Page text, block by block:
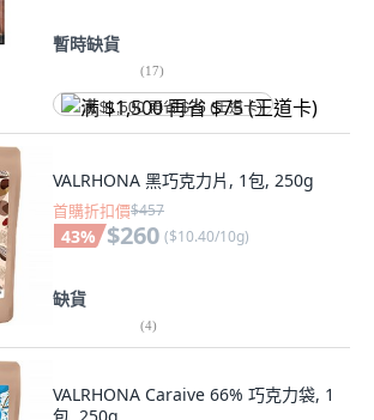
暫時缺貨
(17)
满 $1,500 再省 $75 (王道卡)
VALRHONA 黑巧克力片, 1包, 250g
首購折扣價$457
43% $260 ($10.40/10g)
缺貨
(4)
VALRHONA Caraive 66% 巧克力袋, 1